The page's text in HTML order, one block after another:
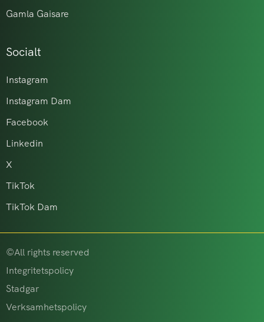
Gamla Gaisare
Socialt
Instagram
Instagram Dam
Facebook
Linkedin
X
TikTok
TikTok Dam
©All rights reserved
Integritetspolicy
Stadgar
Verksamhetspolicy